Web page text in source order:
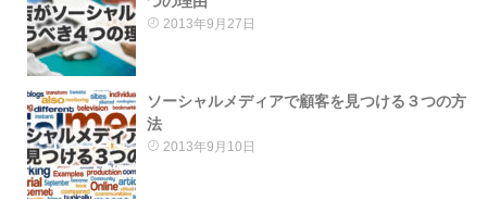
2013年9月27日
ソーシャルメディアで顧客を見つける３つの方
法
2013年9月10日